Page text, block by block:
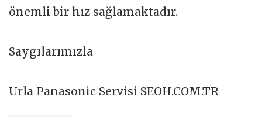
önemli bir hız sağlamaktadır.
Saygılarımızla
Urla Panasonic Servisi SEOH.COM.TR